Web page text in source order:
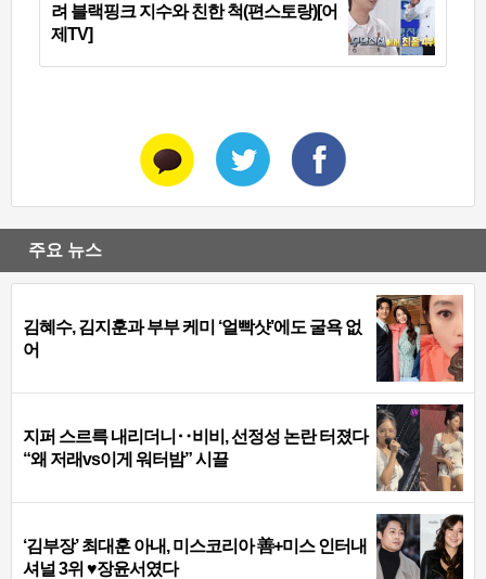
려 블랙핑크 지수와 친한 척(편스토랑)[어
제TV]
주요 뉴스
김혜수, 김지훈과 부부 케미 ‘얼빡샷’에도 굴욕 없
어
지퍼 스르륵 내리더니‥비비, 선정성 논란 터졌다
“왜 저래vs이게 워터밤” 시끌
‘김부장’ 최대훈 아내, 미스코리아 善+미스 인터내
셔널 3위 ♥장윤서였다